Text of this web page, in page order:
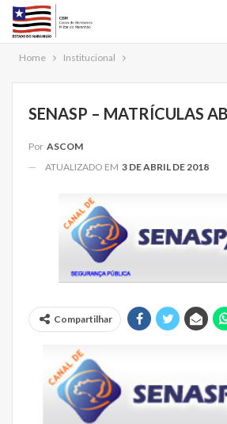
Home Institucional
SENASP – MATRÍCULAS
Por ASCOM
ATUALIZADO EM 3 DE ABRIL DE 2018
Compartilhar